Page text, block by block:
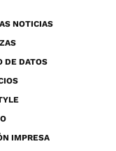
NOTICIAS
DE DATOS
IMPRESA